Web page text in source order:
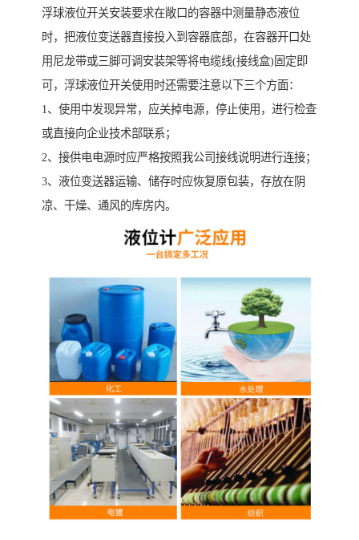
浮球液位开关安装要求在敞口的容器中测量静态液位
时，把液位变送器直接投入到容器底部，在容器开口处
用尼龙带或三脚可调安装架等将电缆线(接线盒)固定即
可，浮球液位开关使用时还需要注意以下三个方面：
1、使用中发现异常，应关掉电源，停止使用，进行检查
或直接向企业技术部联系；
2、接供电电源时应严格按照我公司接线说明进行连接；
3、液位变送器运输、储存时应恢复原包装，存放在阴
凉、干燥、通风的库房内。